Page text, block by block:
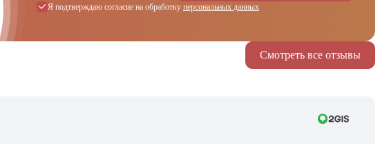
Я подтверждаю согласие на обработку персональных данных
Смотреть все отзывы